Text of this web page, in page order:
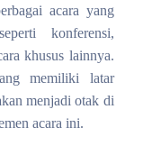
acara yang
konferensi,
khusus lainnya.
memiliki latar
menjadi otak di
acara ini.